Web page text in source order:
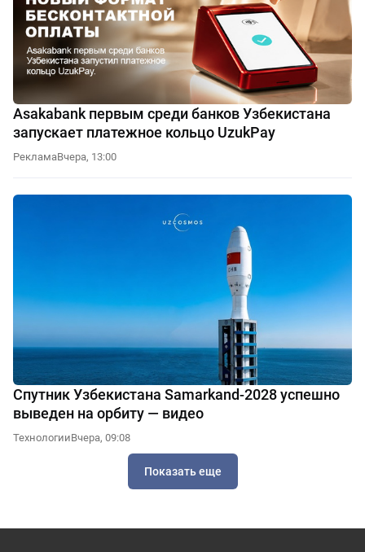
Asakabank первым среди банков Узбекистана
запускает платежное кольцо UzukPay
РекламаВчера, 13:00
Спутник Узбекистана Samarkand-2028 успешно
выведен на орбиту — видео
ТехнологииВчера, 09:08
Показать еще